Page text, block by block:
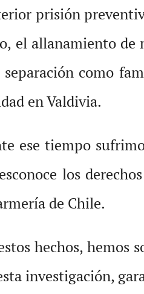
prisión
el allanamiento de
como
en Valdivia.
ese tiempo
los
de Chile.
hechos, hemos
investigación,